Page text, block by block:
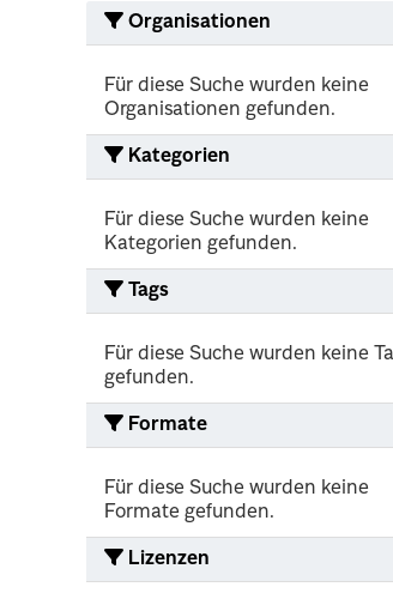
Organisationen
Für diese Suche wurden keine
Organisationen gefunden.
Kategorien
Für diese Suche wurden keine
Kategorien gefunden.
Tags
Für diese Suche wurden keine
gefunden.
Formate
Für diese Suche wurden keine
Formate gefunden.
Lizenzen